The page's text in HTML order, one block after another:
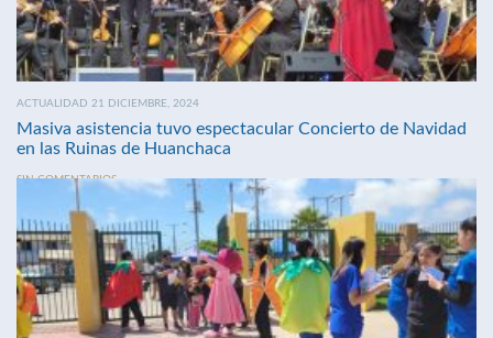
ACTUALIDAD 21 DICIEMBRE, 2024
Masiva asistencia tuvo espectacular Concierto de Navidad
en las Ruinas de Huanchaca
SIN COMENTARIOS